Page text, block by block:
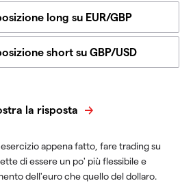
long su EUR/GBP
short su GBP/USD
la risposta
appena fatto, fare trading su
di essere un po' più flessibile e
dell'euro che quello del dollaro.